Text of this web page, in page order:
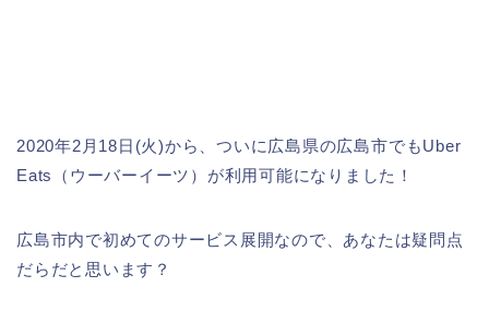
2020年2月18日(火)から、ついに広島県の広島市でもUber
Eats（ウーバーイーツ）が利用可能になりました！
広島市内で初めてのサービス展開なので、あなたは疑問点
だらだと思います？